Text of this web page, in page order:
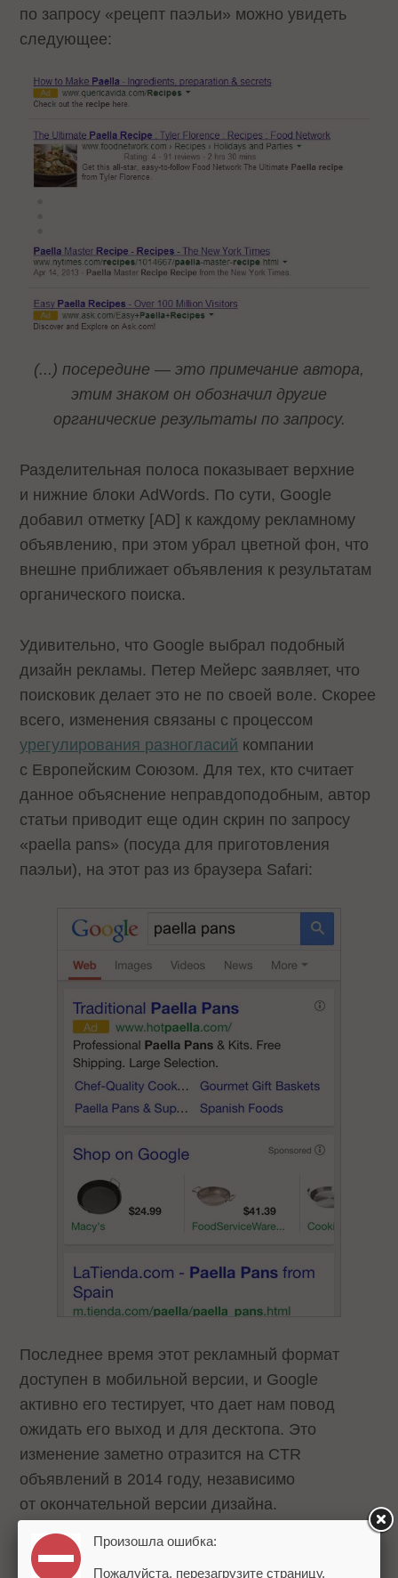
по запросу «рецепт паэльи» можно увидеть
следующее:
(...) посередине — это примечание автора,
этим знаком он обозначил другие
органические результаты по запросу.
Разделительная полоса показывает верхние
и нижние блоки AdWords. По сути, Google
добавил отметку [AD] к каждому рекламному
объявлению, при этом убрал цветной фон, что
внешне приближает объявления к результатам
органического поиска.
Удивительно, что Google выбрал подобный
дизайн рекламы. Петер Мейерс заявляет, что
поисковик делает это не по своей воле. Скорее
всего, изменения связаны с процессом
урегулирования разногласий компании
с Европейским Союзом. Для тех, кто считает
данное объяснение неправдоподобным, автор
статьи приводит еще один скрин по запросу
«paella pans» (посуда для приготовления
паэльи), на этот раз из браузера Safari:
Последнее время этот рекламный формат
доступен в мобильной версии, и Google
активно его тестирует, что дает нам повод
ожидать его выход и для десктопа. Это
изменение заметно отразится на CTR
объявлений в 2014 году, независимо
от окончательной версии дизайна.
Прогноз #3: количество рекламных
Произошла ошибка:
Пожалуйста, перезагрузите страницу.